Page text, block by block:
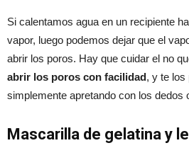
Si calentamos agua en un recipiente
vapor, luego podemos dejar que el
abrir los poros. Hay que cuidar el no
abrir los poros con facilidad, y te los
simplemente apretando con los dedos
Mascarilla de gelatina y